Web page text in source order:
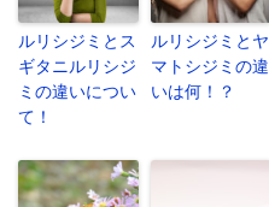
ルリシジミとス
ギタニルリシジ
ミの違いについ
て！
ルリシジミとヤ
マトシジミの違
いは何！？